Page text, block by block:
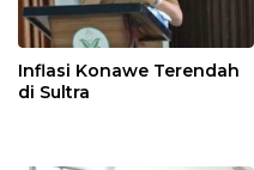
Inflasi Konawe Terendah
di Sultra